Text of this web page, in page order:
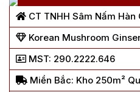
CT TNHH Sâm Nấm Hàn
Korean Mushroom
MST: 290.2222.646
Miền Bắc: Kho 250m²